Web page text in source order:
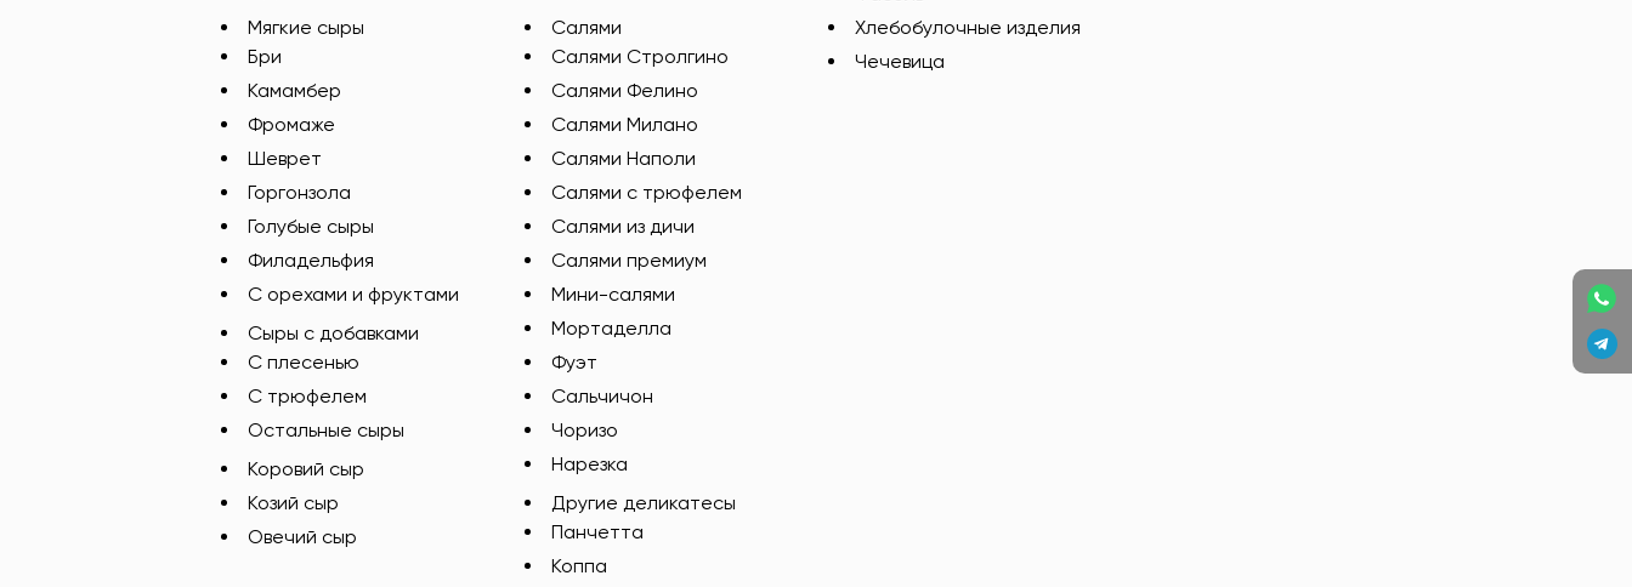
Мягкие сыры
Бри
Камамбер
Фромаже
Шеврет
Горгонзола
Голубые сыры
Филадельфия
С орехами и фруктами
Сыры с добавками
C плесенью
С трюфелем
Остальные сыры
Коровий сыр
Козий сыр
Овечий сыр
Салями
Салями Стролгино
Салями Фелино
Салями Милано
Салями Наполи
Салями с трюфелем
Салями из дичи
Салями премиум
Мини-салями
Мортаделла
Фуэт
Сальчичон
Чоризо
Нарезка
Другие деликатесы
Панчетта
Коппа
Хлебобулочные изделия
Чечевица